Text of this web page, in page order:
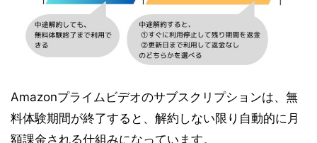
Amazonプライムビデオのサブスクリプションは、無
料体験期間が終了すると、解約しない限り自動的に月
額課金される仕組みになっています。